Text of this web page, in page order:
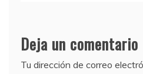
Deja un comentario
Tu dirección de correo